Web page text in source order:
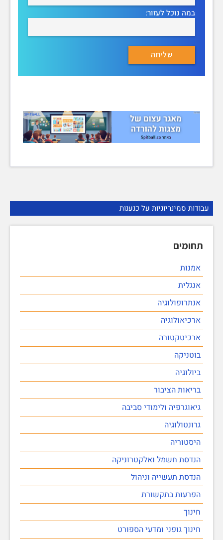
עבודות סמינריוניות על כנענות
תחומים
אמנות
אנגלית
אנתרופולוגיה
ארכיאולוגיה
ארכיטקטורה
בוטניקה
ביולוגיה
בריאות הציבור
גיאוגרפיה ולימודי סביבה
גרונטולוגיה
היסטוריה
הנדסת חשמל ואלקטרוניקה
הנדסת תעשייה וניהול
הפרעות בתקשורת
חינוך
חינוך גופני ומדעי הספורט
במה נוכל לעזור: